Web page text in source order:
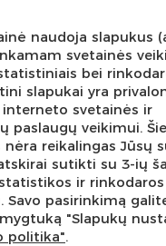
ir pirmi
naudoja slapukus
svetainės
bei
slapukai yra
svetainės ir
paslaugų veikimui.
nėra reikalingas Jūsų
sutikti su 3-ių
ir
Savo pasirinkimą
"Slapukų
politika".